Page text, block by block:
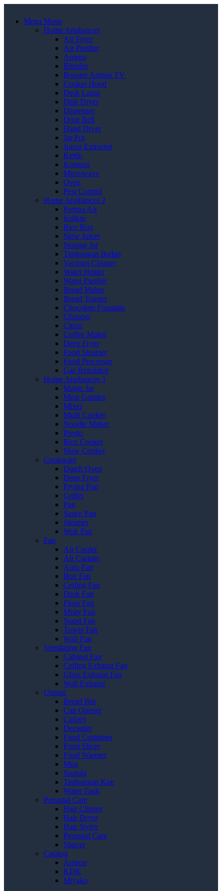
Mega Menu
Home Appliances
Air Fryer
Air Purifier
Antena
Blender
Booster Antena TV
Cooker Hood
Desk Lamp
Dish Dryer
Dispenser
Door Bell
Hand Dryer
Jar Pot
Juicer Extractor
Kettle
Kompor
Microwave
Oven
Pest Control
Home Appliances 2
Pompa Air
Kulkas
Rice Box
Slow Juicer
Storage Jar
Timbangan Badan
Vacuum Cleaner
Water Heater
Water Purifier
Bread Maker
Bread Toaster
Chocolate Fountain
Chopper
Citrus
Coffee Maker
Deep Fryer
Food Steamer
Food Processor
Gas Regulator
Home Appliances 3
Magic Jar
Meat Grinder
Mixer
Multi Cooker
Noodle Maker
Presto
Rice Cooker
Slow Cooker
Cookware
Dutch Oven
Deep Fryer
Frying Pan
Griller
Pan
Sauce Pan
Steamer
Wok Pan
Fan
Air Cooler
Air Curtain
Auto Fan
Box Fan
Ceiling Fan
Desk Fan
Floor Fan
Misty Fan
Stand Fan
Tower Fan
Wall Fan
Ventilating Fan
Cabinet Fan
Ceiling Exhaust Fan
Glass Exhaust Fan
Wall Exhaust
Utensil
Bread Bin
Can Opener
Cutlery
Decanter
Food Container
Food Slicer
Food Warmer
Mug
Spatula
Timbangan Kue
Water Tank
Personal Care
Hair Clipper
Hair Dryer
Hair Styler
Personal Care
Shaver
Catalog
Ariston
KDK
Miyako